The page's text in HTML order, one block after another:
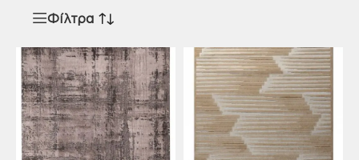
Φίλτρα